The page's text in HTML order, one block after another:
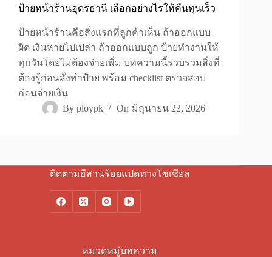
ป้ายหน้าร้านอุดรธานี เลือกอย่างไรให้คืนทุนเร็ว
ป้ายหน้าร้านคือสิ่งแรกที่ลูกค้าเห็น ถ้าออกแบบ
ผิด เงินหายไปเปล่า ถ้าออกแบบถูก ป้ายทำงานให้
ทุกวันโดยไม่ต้องจ่ายเพิ่ม บทความนี้รวบรวมสิ่งที่
ต้องรู้ก่อนสั่งทำป้าย พร้อม checklist ตรวจสอบ
ก่อนจ่ายเงิน
By ploypk On มิถุนายน 22, 2026
ติดตามอีสานร้อยแปดทางโซเชียล
หมวดหมู่บทความ